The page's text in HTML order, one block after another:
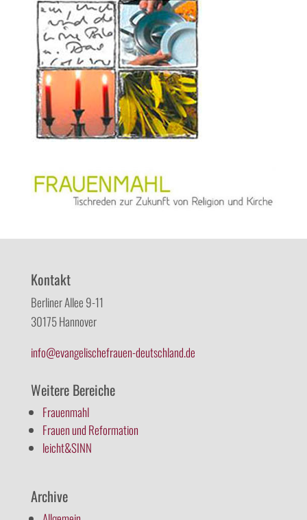
Kontakt
Berliner Allee 9-11
30175 Hannover
info@evangelischefrauen-deutschland.de
Weitere Bereiche
Frauenmahl
Frauen und Reformation
leicht&SINN
Archive